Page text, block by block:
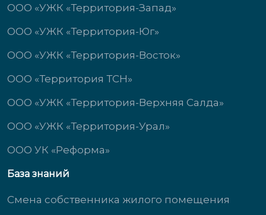
ООО «УЖК «Территория-Запад»
ООО «УЖК «Территория-Юг»
ООО «УЖК «Территория-Восток»
ООО «Территория ТСН»
ООО «УЖК «Территория-Верхняя Салда»
ООО «УЖК «Территория-Урал»
ООО УК «Реформа»
База знаний
Смена собственника жилого помещения